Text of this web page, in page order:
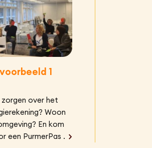
1
zorgen over het
Woon
En kom
of